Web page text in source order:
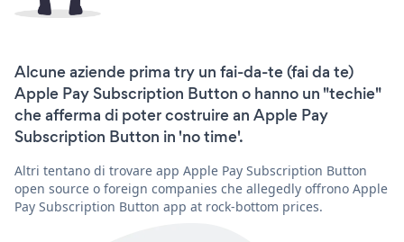
Alcune aziende prima try un fai-da-te (fai da te)
Apple Pay Subscription Button o hanno un "techie"
che afferma di poter costruire an Apple Pay
Subscription Button in 'no time'.
Altri tentano di trovare app Apple Pay Subscription Button
open source o foreign companies che allegedly offrono Apple
Pay Subscription Button app at rock-bottom prices.